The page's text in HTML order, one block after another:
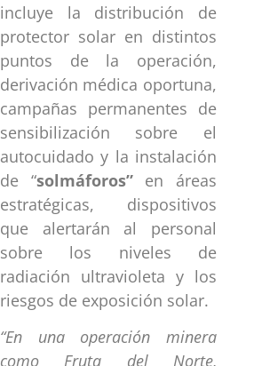
incluye la distribución de
protector solar en distintos
puntos de la operación,
derivación médica oportuna,
campañas permanentes de
sensibilización sobre el
autocuidado y la instalación
de “solmáforos” en áreas
estratégicas, dispositivos
que alertarán al personal
sobre los niveles de
radiación ultravioleta y los
riesgos de exposición solar.
“En una operación minera
como Fruta del Norte,